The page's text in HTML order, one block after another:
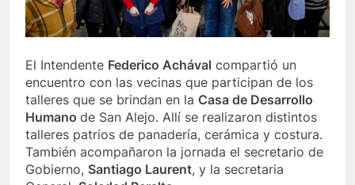
El Intendente Federico Achával compartió un
encuentro con las vecinas que participan de los
talleres que se brindan en la Casa de Desarrollo
Humano de San Alejo. Allí se realizaron distintos
talleres patrios de panadería, cerámica y costura.
También acompañaron la jornada el secretario de
Gobierno, Santiago Laurent, y la secretaria